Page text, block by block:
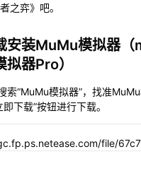
之弈》吧。
安装MuMu模拟器（
器Pro）
索“MuMu模拟器”，找准
下载”按钮进行下载。